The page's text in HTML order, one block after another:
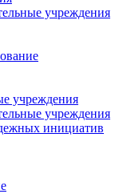
учреждения
учреждения
учреждения
инициатив